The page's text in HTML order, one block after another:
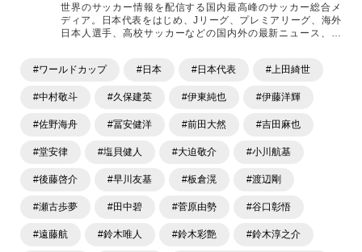
世界のサッカー情報を配信する国内最高峰のサッカー総合メ
ディア。日本代表をはじめ、Jリーグ、プレミアリーグ、海外
日本人選手、高校サッカーなどの国内外の最新ニュース、コ
ます。「X」「Instagram」「YouTube」「TikTok」など、
#ワールドカップ #日本 #日本代表 #上田綺世
#中村敬斗 #久保建英 #伊東純也 #伊藤洋輝
#佐野海舟 #冨安健洋 #前田大然 #吉田麻也
#堂安律 #塩貝健人 #大迫敬介 #小川航基
#後藤啓介 #早川友基 #板倉滉 #渡辺剛
#瀬古歩夢 #田中碧 #菅原由勢 #谷口彰悟
#遠藤航 #鈴木唯人 #鈴木彩艶 #鈴木淳之介